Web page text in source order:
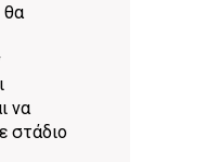
θα
να
στάδιο